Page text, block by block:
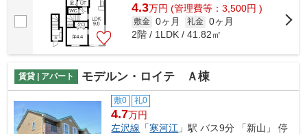
4.3万円 (管理費等：3,500円 )
敷金 0ヶ月 礼金 0ヶ月
2階 / 1LDK / 41.82㎡
賃貸 | アパート モデルン・ロイテ Ａ棟
敷0 礼0
4.7万円
左沢線 「寒河江 」駅 バス9分 「新山」 停